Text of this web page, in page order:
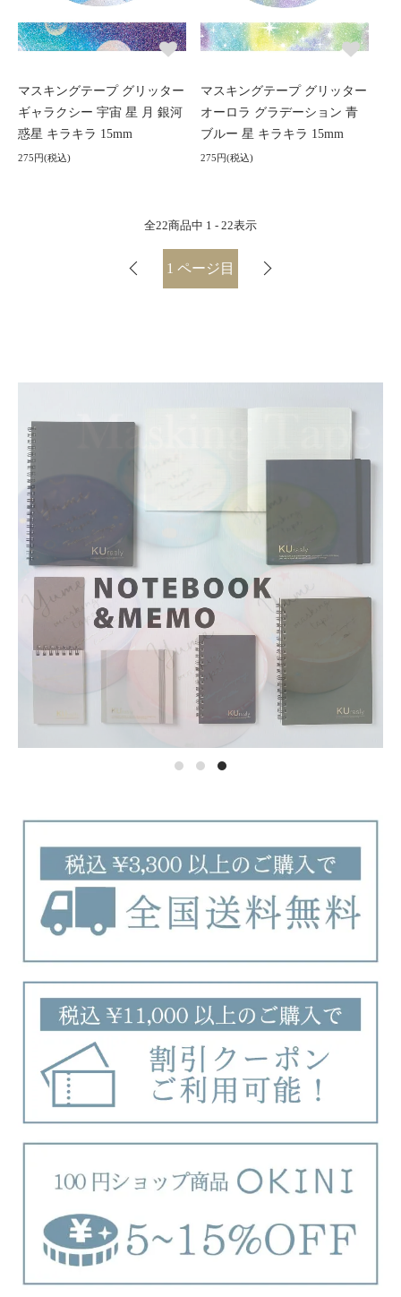
マスキングテープ グリッター
ギャラクシー 宇宙 星 月 銀河
惑星 キラキラ 15mm
275円(税込)
マスキングテープ グリッター
オーロラ グラデーション 青
ブルー 星 キラキラ 15mm
275円(税込)
全22商品中 1 - 22表示
1 ページ目